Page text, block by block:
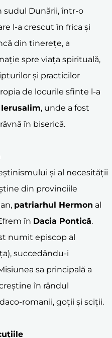
sudul Dunării, într-o
l-a crescut în frica și
din tinerețe, a
spre viața spirituală,
și practicilor
de locurile sfinte l-a
Ierusalim, unde a fost
în biserică.
și al necesității
din provinciile
patriarhul Hermon al
în Dacia Pontică.
numit episcop al
succedându-i
sa principală a
în rândul
romanii, goții și sciții.